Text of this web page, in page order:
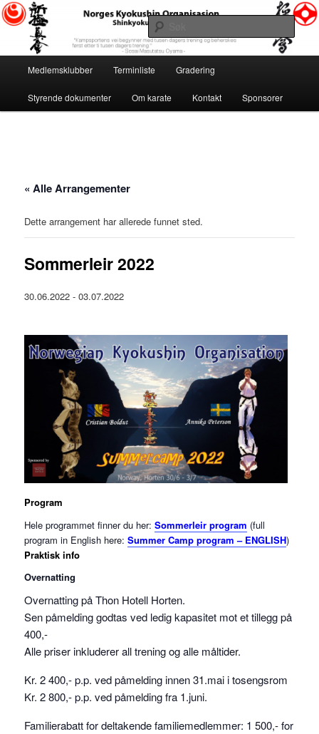
Gå
direkte
hovedinnholdet
Norges Kyokushin Organisasjon
«Kampsportens vei begynner med tusen dagers trening og beherskes først
etter ti tusen dagers trening.» ~ Sosai Masutatsu Oyama ~
Søk
Medlemsklubber Terminliste Gradering
Styrende dokumenter Om karate Kontakt Sponsorer
« Alle Arrangementer
Dette arrangement har allerede funnet sted.
Sommerleir 2022
30.06.2022 -03.07.2022
Program
Hele programmet finner du her:Sommerleir program (full
program in English here:Summer Camp program – ENGLISH)
Praktisk info
Overnatting
Overnatting på Thon Hotell Horten.
Sen påmelding godtas ved ledig kapasitet mot et tillegg på
400,-
Alle priser inkluderer all trening og alle måltider.
Kr. 2 400,- p.p. ved påmelding innen 31.mai i tosengsrom
Kr. 2 800,- p.p. ved påmelding fra 1.juni.
Familierabatt for deltakende familiemedlemmer: 1 500,- for